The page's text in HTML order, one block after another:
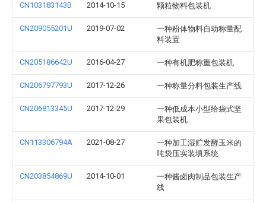
CN103183143B 2014-10-15 颗粒物料包装机
CN209055201U 2019-07-02
一种粉体物料自动称量配
料装置
CN205186642U 2016-04-27 一种有机肥称重包装机
CN206797793U 2017-12-26 一种称量分料包装生产线
CN206813345U 2017-12-29
一种低成本小型给袋式坚
果包装机
CN113306794A 2021-08-27
一种加工湿贮发酵玉米的
吨袋压实装填系统
CN203854869U 2014-10-01
一种酱卤肉制品包装生产
线